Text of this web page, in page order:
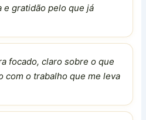
e gratidão pelo que já
focado, claro sobre o que
com o trabalho que me leva